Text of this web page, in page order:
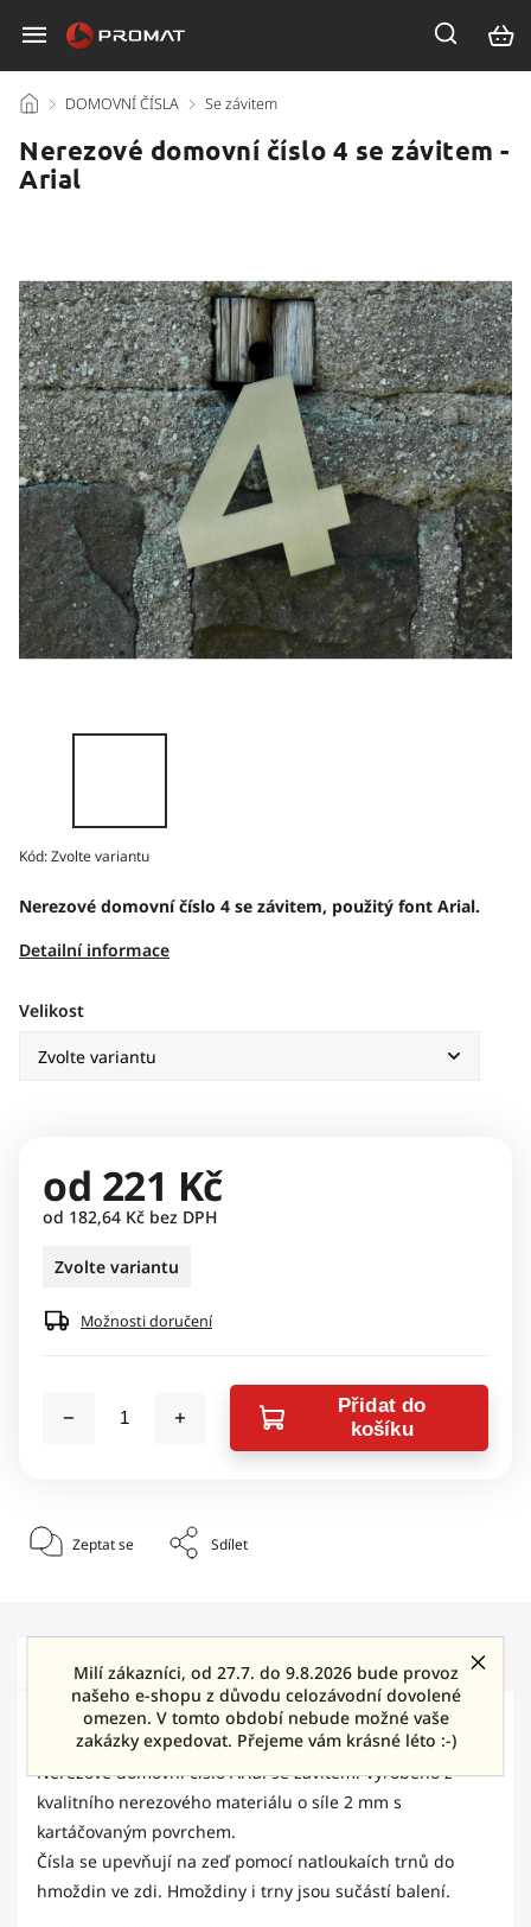
Milí zákazníci, od 27.7. do 9.8.2026 bude provoz
našeho e-shopu z důvodu celozávodní dovolené
omezen. V tomto období nebude možné vaše
zakázky expedovat. Přejeme vám krásné léto :-)
/ DOMOVNÍ ČÍSLA / Se závitem
Nerezové domovní číslo 4 se závitem -
Arial
Kód:Zvolte variantu
Nerezové domovní číslo 4 se závitem, použitý font Arial.
Detailní informace
Velikost
od 221 Kč
od 182,64 Kč bez DPH
Zvolte variantu
Možnosti doručení
Přidat do
košíku
Zeptat se Sdílet
Popis Diskuze
Detailní popis produktu
Nerezové domovní číslo Arial se závitem. Vyrobeno z
kvalitního nerezového materiálu o síle 2 mm s
kartáčovaným povrchem.
Čísla se upevňují na zeď pomocí natloukaích trnů do
hmoždin ve zdi. Hmoždiny i trny jsou sučástí balení.